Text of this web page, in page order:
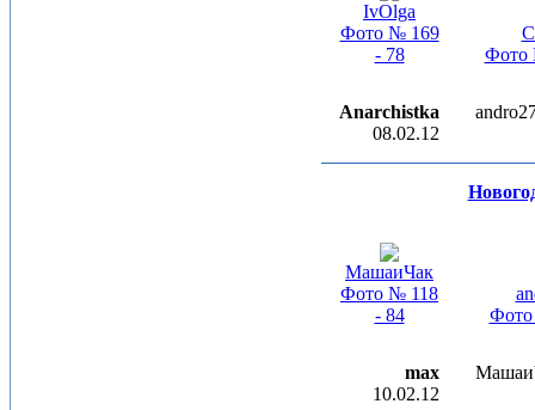
IvOlga
Фото № 169
- 78
Фото
Anarchistka
08.02.12
МашаиЧак
Фото № 118
- 84
max
10.02.12